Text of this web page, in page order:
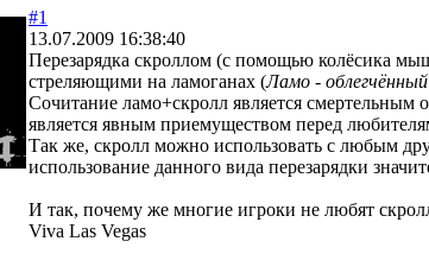
#1
13.07.2009 16:38:40
Перезарядка скроллом (с помощью колёсика
стреляющими на ламоганах (Ламо -
Сочитание ламо+скролл является
является явным приемуществом перед
Так же, скролл можно использовать с любым
использование данного вида перезарядки
И так, почему же многие игроки не любят
Viva Las Vegas